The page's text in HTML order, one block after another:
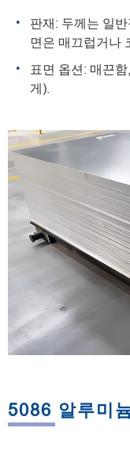
판재: 두께는 일
면은 매끄럽거나
표면 옵션: 매끈
게).
5086 알루미